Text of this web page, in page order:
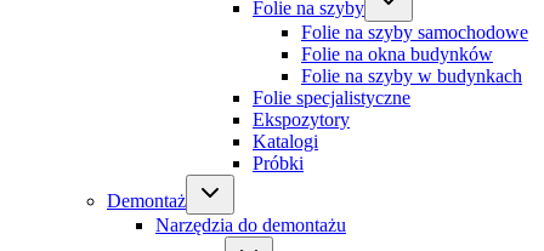
Folie na szyby
Folie na szyby samochodowe
Folie na okna budynków
Folie na szyby w budynkach
Folie specjalistyczne
Ekspozytory
Katalogi
Próbki
Demontaż
Narzędzia do demontażu